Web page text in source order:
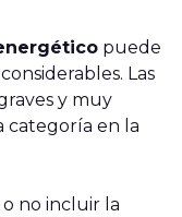
puede
Las
y muy
categoría en la
no incluir la